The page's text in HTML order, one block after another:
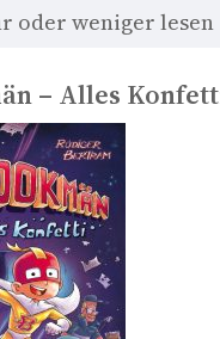
oder weniger lesen
– Alles